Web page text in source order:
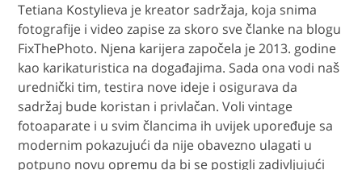
Tetiana Kostylieva je kreator sadržaja, koja snima
fotografije i video zapise za skoro sve članke na blogu
FixThePhoto. Njena karijera započela je 2013. godine
kao karikaturistica na događajima. Sada ona vodi naš
urednički tim, testira nove ideje i osigurava da
sadržaj bude koristan i privlačan. Voli vintage
fotoaparate i u svim člancima ih uvijek upoređuje sa
modernim pokazujući da nije obavezno ulagati u
potpuno novu opremu da bi se postigli zadivljujući